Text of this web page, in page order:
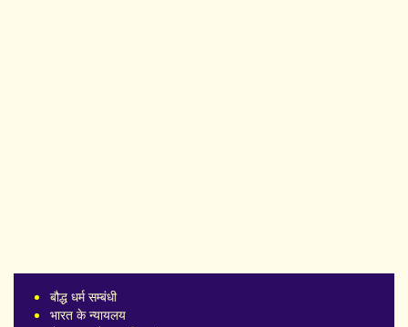
बौद्ध धर्म सम्बंधी
भारत के न्यायलय